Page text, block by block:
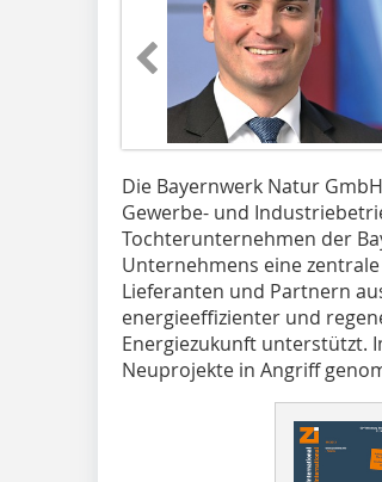
Die Bayernwerk Natur
Gewerbe- und
Tochterunternehmen der
Unternehmens eine
Lieferanten und Partnern
energieeffizienter und
Energiezukunft unterstützt.
Neuprojekte in Angriff